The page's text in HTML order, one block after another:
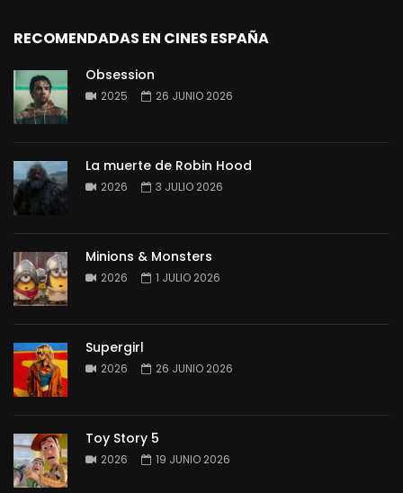
RECOMENDADAS EN CINES ESPAÑA
Obsession
2025 26 JUNIO 2026
La muerte de Robin Hood
2026 3 JULIO 2026
Minions & Monsters
2026 1 JULIO 2026
Supergirl
2026 26 JUNIO 2026
Toy Story 5
2026 19 JUNIO 2026